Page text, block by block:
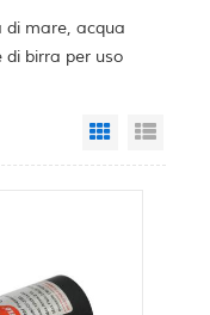
di mare, acqua
birra per uso
Grid View